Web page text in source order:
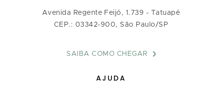
Avenida Regente Feijó, 1.739 - Tatuapé
CEP.: 03342-900, São Paulo/SP
SAIBA COMO CHEGAR
AJUDA